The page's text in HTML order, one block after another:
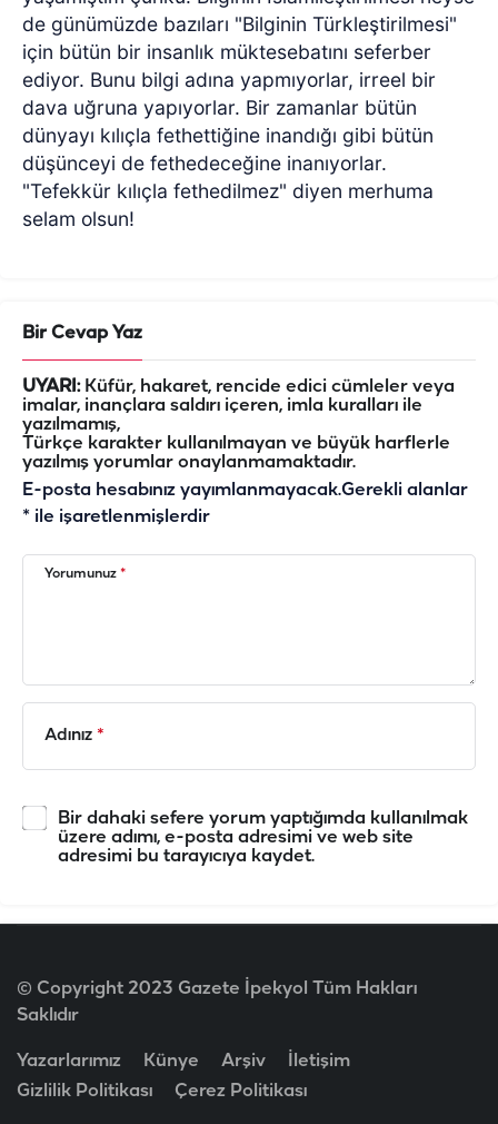
de günümüzde bazıları "Bilginin Türkleştirilmesi"
için bütün bir insanlık müktesebatını seferber
ediyor. Bunu bilgi adına yapmıyorlar, irreel bir
dava uğruna yapıyorlar. Bir zamanlar bütün
dünyayı kılıçla fethettiğine inandığı gibi bütün
düşünceyi de fethedeceğine inanıyorlar.
"Tefekkür kılıçla fethedilmez" diyen merhuma
selam olsun!
Bir Cevap Yaz
UYARI:Küfür, hakaret, rencide edici cümleler veya
imalar, inançlara saldırı içeren, imla kuralları ile
yazılmamış,
Türkçe karakter kullanılmayan ve büyük harflerle
yazılmış yorumlar onaylanmamaktadır.
E-posta hesabınız yayımlanmayacak.Gerekli alanlar
* ile işaretlenmişlerdir
Yorumunuz *
Adınız *
Bir dahaki sefere yorum yaptığımda kullanılmak
üzere adımı, e-posta adresimi ve web site
adresimi bu tarayıcıya kaydet.
© Copyright 2023 Gazete İpekyol Tüm Hakları
Saklıdır
Yazarlarımız Künye Arşiv
İletişim
Gizlilik Politikası
Çerez Politikası